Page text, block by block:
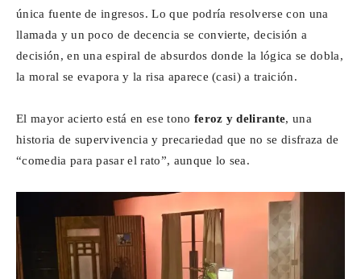
única fuente de ingresos. Lo que podría resolverse con una
llamada y un poco de decencia se convierte, decisión a
decisión, en una espiral de absurdos donde la lógica se dobla,
la moral se evapora y la risa aparece (casi) a traición.
El mayor acierto está en ese tono feroz y delirante, una
historia de supervivencia y precariedad que no se disfraza de
“comedia para pasar el rato”, aunque lo sea.